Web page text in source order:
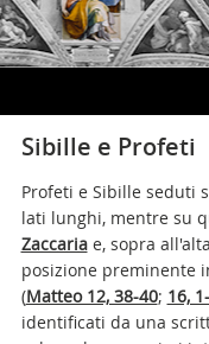
Sibille e Profeti
Profeti e Sibille seduti
lati lunghi, mentre su
Zaccariae, sopra
posizione preminente
(Matteo 12, 38-40; 16,
identificati da una